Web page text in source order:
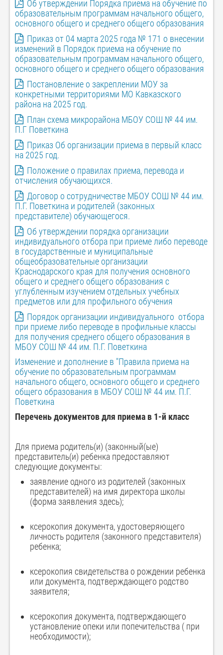
Об утверждении Порядка приема на обучение по
образовательным программам начального общего,
основного общего и среднего общего образования
Приказ от 04 марта 2025 года № 171 о внесении
изменений в Порядок приема на обучение по
образовательным программам начального общего,
основного общего и среднего общего образования
Постановление о закреплении МОУ за
конкретными территориями МО Кавказского
района на 2025 год.
План схема микрорайона МБОУ СОШ № 44 им.
П.Г Поветкина
Приказ Об организации приема в первый класс
на 2025 год.
Положение о правилах приема, перевода и
отчисления обучающихся.
Договор о сотрудничестве МБОУ СОШ № 44 им.
П.Г. Поветкина и родителей (законных
представителе) обучающегося.
Об утверждении порядка организации
индивидуального отбора при приеме либо переводе
в государственные и муниципальные
общеобразовательные организации
Краснодарского края для получения основного
общего и среднего общего образования с
углубленным изучением отдельных учебных
предметов или для профильного обучения
Порядок организации индивидуального отбора
при приеме либо переводе в профильные классы
для получения среднего общего образования в
МБОУ СОШ № 44 им. П.Г. Поветкина
Изменение и дополнение в "Правила приема на
обучение по образовательным программам
начального общего, основного общего и среднего
общего образования в МБОУ СОШ № 44 им. П.Г.
Поветкина
Перечень документов для приема в 1-й класс
Для приема родитель(и) (законный(ые)
представитель(и) ребенка предоставляют
следующие документы:
заявление одного из родителей (законных
представителей) на имя директора школы
(форма заявления здесь);
ксерокопия документа, удостоверяющего
личность родителя (законного представителя)
ребенка;
ксерокопия свидетельства о рождении ребенка
или документа, подтверждающего родство
заявителя;
ксерокопия документа, подтверждающего
установление опеки или попечительства ( при
необходимости);